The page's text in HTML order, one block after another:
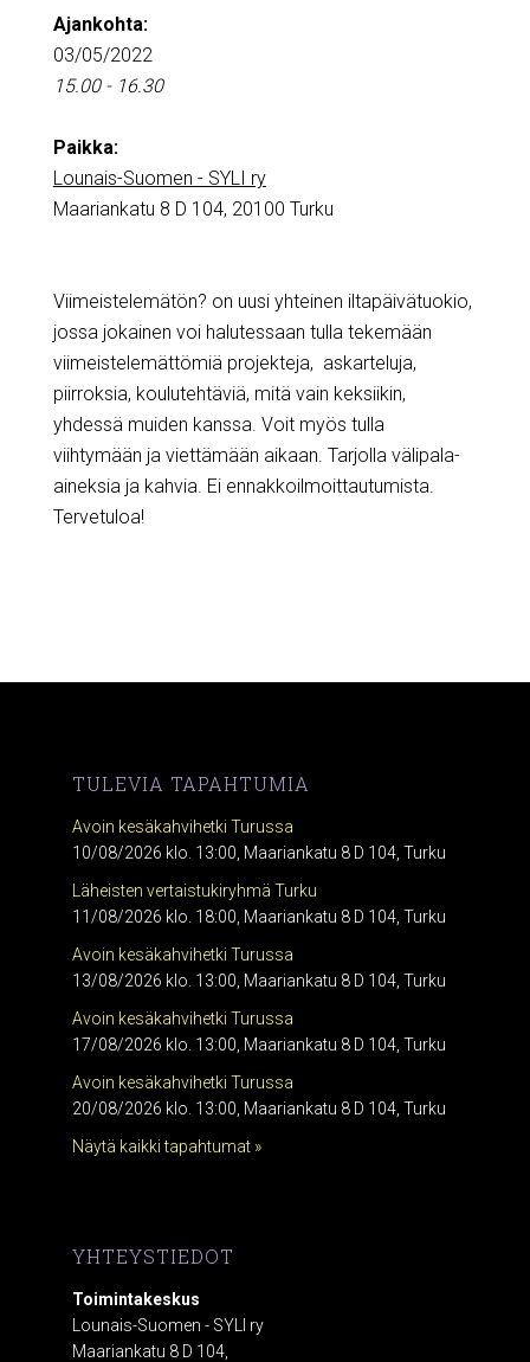
Ajankohta:
03/05/2022
15.00 - 16.30
Paikka:
Lounais-Suomen - SYLI ry
Maariankatu 8 D 104, 20100 Turku
Viimeistelemätön? on uusi yhteinen iltapäivätuokio,
jossa jokainen voi halutessaan tulla tekemään
viimeistelemättömiä projekteja, askarteluja,
piirroksia, koulutehtäviä, mitä vain keksiikin,
yhdessä muiden kanssa. Voit myös tulla
viihtymään ja viettämään aikaan. Tarjolla välipala-
aineksia ja kahvia. Ei ennakkoilmoittautumista.
Tervetuloa!
TULEVIA TAPAHTUMIA
Avoin kesäkahvihetki Turussa
10/08/2026 klo. 13:00, Maariankatu 8 D 104, Turku
Läheisten vertaistukiryhmä Turku
11/08/2026 klo. 18:00, Maariankatu 8 D 104, Turku
Avoin kesäkahvihetki Turussa
13/08/2026 klo. 13:00, Maariankatu 8 D 104, Turku
Avoin kesäkahvihetki Turussa
17/08/2026 klo. 13:00, Maariankatu 8 D 104, Turku
Avoin kesäkahvihetki Turussa
20/08/2026 klo. 13:00, Maariankatu 8 D 104, Turku
Näytä kaikki tapahtumat »
YHTEYSTIEDOT
Toimintakeskus
Lounais-Suomen - SYLI ry
Maariankatu 8 D 104,